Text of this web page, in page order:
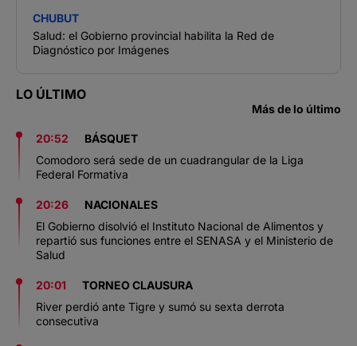
CHUBUT
Salud: el Gobierno provincial habilita la Red de
Diagnóstico por Imágenes
LO ÚLTIMO
Más de lo último
20:52
BÁSQUET
Comodoro será sede de un cuadrangular de la Liga
Federal Formativa
20:26
NACIONALES
El Gobierno disolvió el Instituto Nacional de Alimentos y
repartió sus funciones entre el SENASA y el Ministerio de
Salud
20:01
TORNEO CLAUSURA
River perdió ante Tigre y sumó su sexta derrota
consecutiva